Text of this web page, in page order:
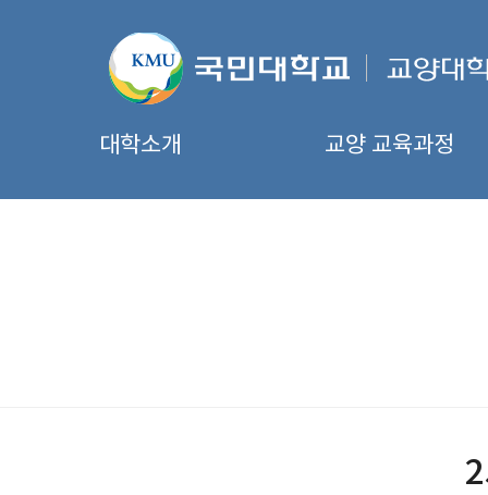
대학소개 교양 교육과정